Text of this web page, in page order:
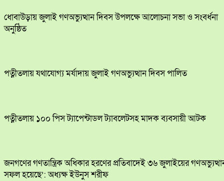
ধোবাউড়ায় জুলাই গণঅভ্যুত্থান দিবস উপলক্ষে আলোচনা সভা ও সংবর্ধনা
অনুষ্ঠিত
পত্নীতলায় যথাযোগ্য মর্যাদায় জুলাই গণঅভ্যুত্থান দিবস পালিত
পত্নীতলায় ১০০ পিস ট্যাপেন্টাডল ট্যাবলেটসহ মাদক ব্যবসায়ী আটক
জনগণের গণতান্ত্রিক অধিকার হরণের প্রতিবাদেই ৩৬ জুলাইয়ের
সফল হয়েছে’: অধ্যক্ষ ইউনুস শরীফ